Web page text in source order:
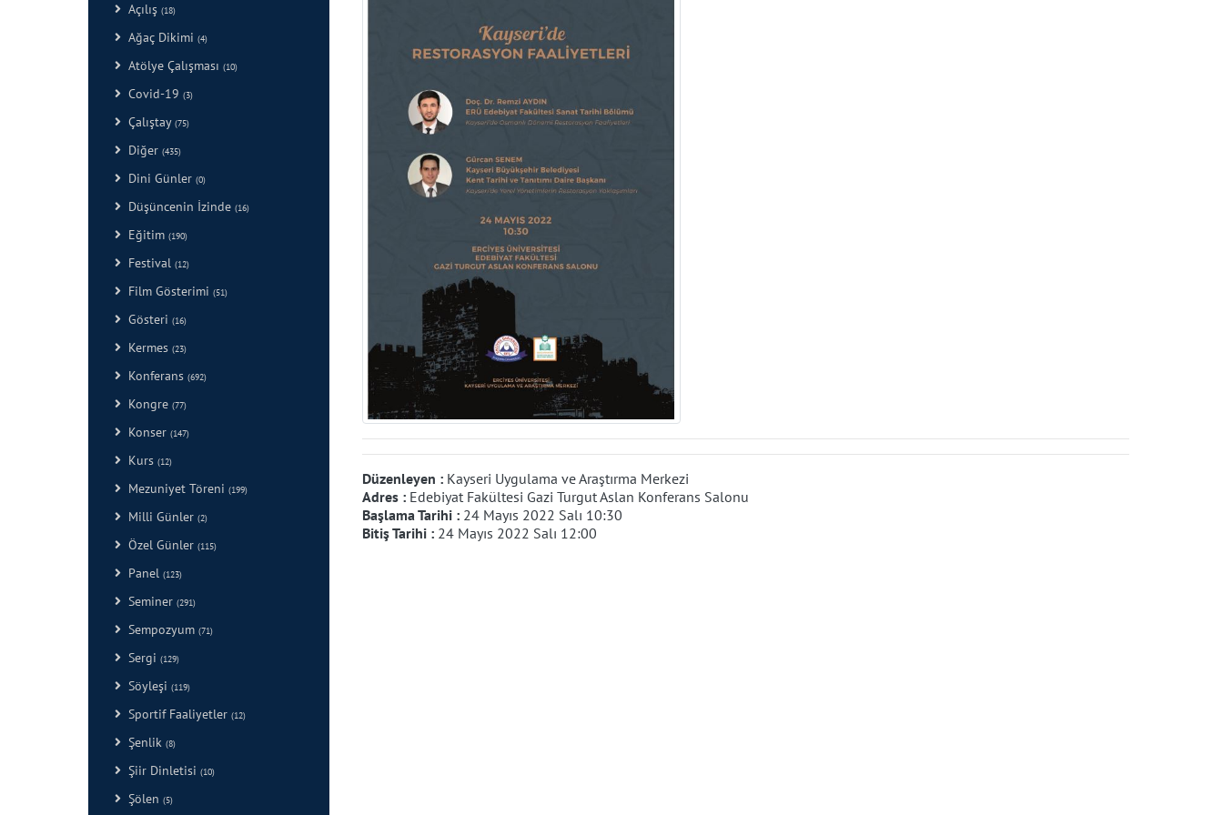
Açılış (18)
Ağaç Dikimi (4)
Atölye Çalışması (10)
Covid-19 (3)
Çalıştay (75)
Diğer (435)
Dini Günler (0)
Düşüncenin İzinde (16)
Eğitim (190)
Festival (12)
Film Gösterimi (51)
Gösteri (16)
Kermes (23)
Konferans (692)
Kongre (77)
Konser (147)
Kurs (12)
Mezuniyet Töreni (199)
Milli Günler (2)
Özel Günler (115)
Panel (123)
Seminer (291)
Sempozyum (71)
Sergi (129)
Söyleşi (119)
Sportif Faaliyetler (12)
Şenlik (8)
Şiir Dinletisi (10)
Şölen (5)
Düzenleyen : Kayseri Uygulama ve Araştırma Merkezi
Adres : Edebiyat Fakültesi Gazi Turgut Aslan Konferans Salonu
Başlama Tarihi : 24 Mayıs 2022 Salı 10:30
Bitiş Tarihi : 24 Mayıs 2022 Salı 12:00